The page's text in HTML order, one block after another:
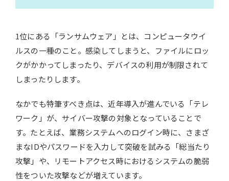
1位にある「ランサムウェア」とは、コンピュータウイ
ルスの一種のこと。感染してしまうと、ファイルにロッ
クがかかってしまったり、デバイスの利用が制限されて
しまったりします。
なかでも特筆すべき点は、近年導入が進んでいる「テレ
ワーク」が、サイバー攻撃の対象となっていることで
す。たとえば、業務システムへのログイン時に、さまざ
まなIDやパスワードを入力して突破を試みる「総当たり
攻撃」や、リモートアクセス時におけるシステムの脆弱
性をついた攻撃などが増えています。